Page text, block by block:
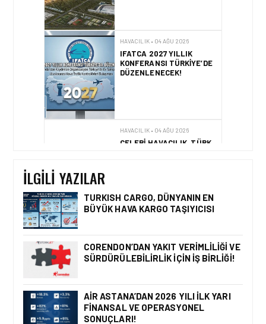
HAVACILIK • 04 AĞU 2026
IFATCA 2027 YILLIK
KONFERANSI TÜRKIYE’DE
DÜZENLENECEK!
HAVACILIK • 04 AĞU 2026
ÇELEBI HAVACILIK, TÜRK
YÜZDE 46’LIK ARTIŞA
KARŞI HANGI ÖNLEMLER
ALINIYOR?
HAVACILIK • 05 AĞU 2026
ÇELEBI HAVACILIK
İLGILI YAZILAR
TURKISH CARGO, DÜNYANIN EN
BÜYÜK HAVA KARGO TAŞIYICISI
CORENDON’DAN YAKIT VERIMLILIĞI VE
SÜRDÜRÜLEBILIRLIK IÇIN İŞ BIRLIĞI!
AIR ASTANA’DAN 2026 YILI İLK YARI
FINANSAL VE OPERASYONEL
SONUÇLARI!